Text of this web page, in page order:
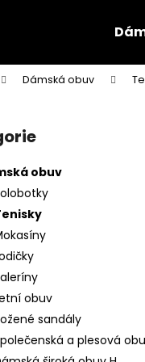
Dámská obuv
obuv
obuv
sandály
a plesová